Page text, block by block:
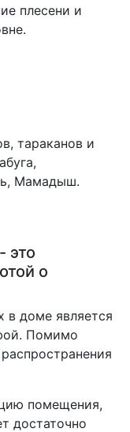
плесени и
тараканов и
Мамадыш.
это
о
в доме является
Помимо
помещения,
достаточно